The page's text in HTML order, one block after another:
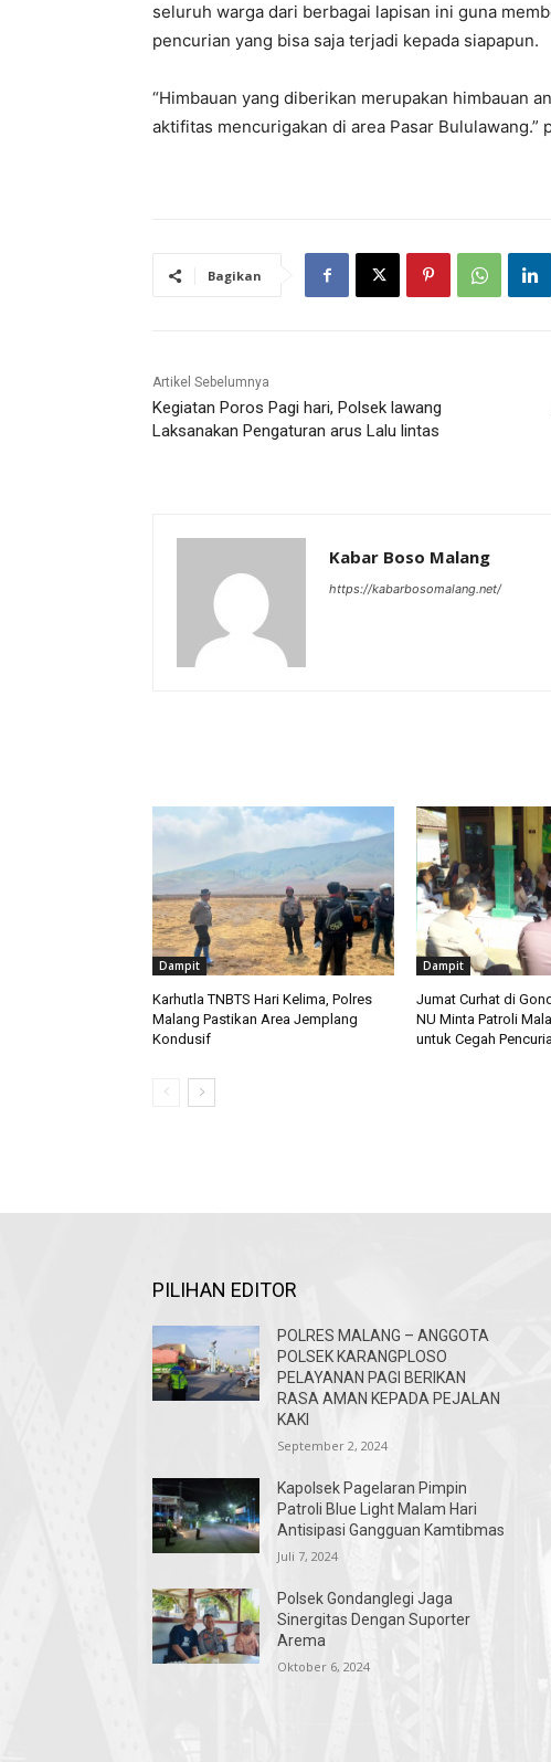
seluruh warga dari berbagai lapisan ini guna
pencurian yang bisa saja terjadi kepada siapapun.
“Himbauan yang diberikan merupakan himbauan
aktifitas mencurigakan di area Pasar Bululawang.”
Bagikan
Artikel Sebelumnya
Kegiatan Poros Pagi hari, Polsek lawang
Laksanakan Pengaturan arus Lalu lintas
Kabar Boso Malang
https://kabarbosomalang.net/
Dampit
Karhutla TNBTS Hari Kelima, Polres
Malang Pastikan Area Jemplang
Kondusif
Dampit
Jumat Curhat di
NU Minta Patroli
untuk Cegah
PILIHAN EDITOR
POLRES MALANG – ANGGOTA
POLSEK KARANGPLOSO
PELAYANAN PAGI BERIKAN
RASA AMAN KEPADA PEJALAN
KAKI
September 2, 2024
Kapolsek Pagelaran Pimpin
Patroli Blue Light Malam Hari
Antisipasi Gangguan Kamtibmas
Juli 7, 2024
Polsek Gondanglegi Jaga
Sinergitas Dengan Suporter
Arema
Oktober 6, 2024